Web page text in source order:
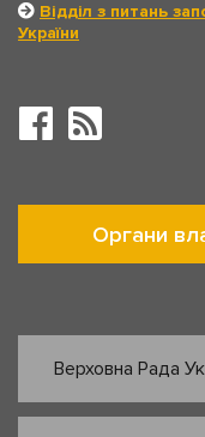
Відділ з питань
України
Органи
Верховна Рада